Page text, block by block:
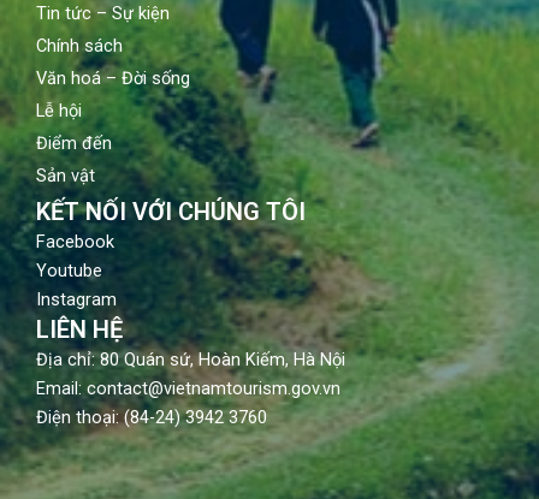
Tin tức – Sự kiện
Chính sách
Văn hoá – Đời sống
Lễ hội
Điểm đến
Sản vật
KẾT NỐI VỚI CHÚNG TÔI
Facebook
Youtube
Instagram
LIÊN HỆ
Địa chỉ: 80 Quán sứ, Hoàn Kiếm, Hà Nội
Email: contact@vietnamtourism.gov.vn
Điện thoại: (84-24) 3942 3760